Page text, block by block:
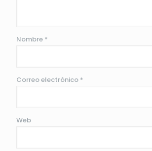
Nombre *
Correo electrónico *
Web